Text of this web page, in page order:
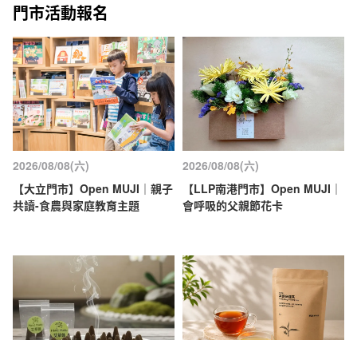
門市活動報名
2026/08/08(六)
【大立門市】Open MUJI｜親子
共讀-食農與家庭教育主題
2026/08/08(六)
【LLP南港門市】Open MUJI｜
會呼吸的父親節花卡